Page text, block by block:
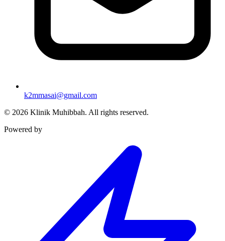
k2mmasai@gmail.com
© 2026 Klinik Muhibbah. All rights reserved.
Powered by